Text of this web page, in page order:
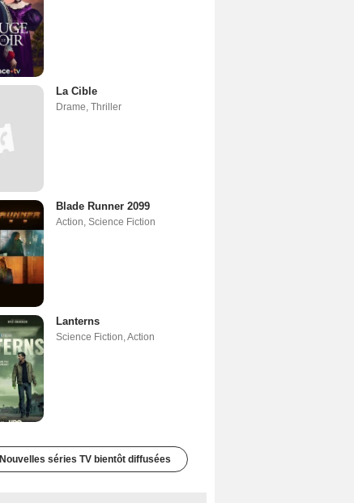
La Cible
Drame, Thriller
Blade Runner 2099
Action, Science Fiction
Lanterns
Science Fiction,Action
Nouvelles séries TV bientôt diffusées